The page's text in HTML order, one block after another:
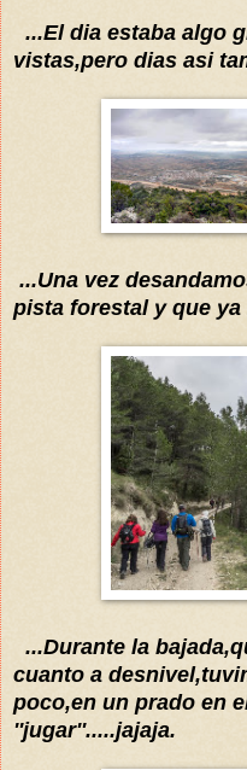
...El dia estaba algo
vistas,pero dias asi
...Una vez
pista forestal y que ya
...Durante la
cuanto a
poco,en un prado en
''jugar''.....jajaja.